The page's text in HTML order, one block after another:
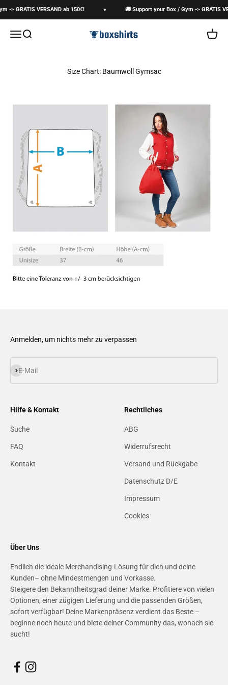
-> GRATIS VERSAND ab 150€! 🚚 Support your Box / Gym -> GRATIS
Navigationsmenü öffnen
Suche öffnen boxshirts
Size Chart: Baumwoll Gymsac
Anmelden, um nichts mehr zu verpassen
E-Mail
Abonnieren
Hilfe & Kontakt
Suche
FAQ
Kontakt
Rechtliches
ABG
Widerrufsrecht
Versand und Rückgabe
Datenschutz D/E
Impressum
Cookies
Über Uns
Endlich die ideale Merchandising-Lösung für dich und deine
Kunden– ohne Mindestmengen und Vorkasse.
Steigere den Bekanntheitsgrad deiner Marke. Profitiere von vielen
Optionen, einer zügigen Lieferung und die passenden Größen,
sofort verfügbar! Deine Markenpräsenz verdient das Beste –
beginne noch heute und biete deiner Community das, wonach sie
sucht!